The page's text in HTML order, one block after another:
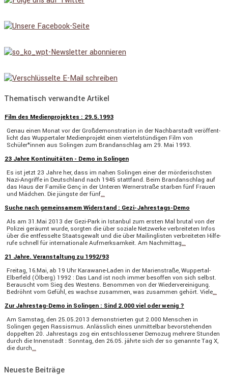
Thematisch verwandte Artikel
Film des Medienprojektes : 29.5.1993
Genau einen Monat vor der Großde­mons­tra­tion in der Nachbar­stadt veröf­fent­
licht das Wupper­taler Medien­pro­jekt einen viertel­stün­digen Film von
Schüler*innen aus Solingen zum Brand­an­schlag am 29. Mai 1993.
23 Jahre Kontinuitäten - Demo in Solingen
Es ist jetzt 23 Jahre her, dass im nahen Solingen einer der mörde­rischsten
Nazi-Angriffe in Deutsch­land nach 1945 statt­fand. Beim Brand­an­schlag auf
das Haus der Familie Genç in der Unteren Werner­straße starben fünf Frauen
und Mädchen. Die jüngste der fünf…
Suche nach gemeinsamem Widerstand : Gezi-Jahrestags-Demo
Als am 31.Mai 2013 der Gezi-Park in Istanbul zum ersten Mal brutal von der
Polizei geräumt wurde, sorgten die über soziale Netzwerke verbrei­teten Infos
über die entfes­selte Staats­ge­walt und die über Mailing­listen verbrei­teten Hilfe­
rufe schnell für inter­na­tio­nale Aufmerk­sam­keit. Am Nachmittag…
21 Jahre. Veranstaltung zu 1992/93
Freitag, 16.Mai, ab 19 Uhr Karawane-Laden in der Marien­straße, Wuppertal-
Elber­­feld (Ölberg) 1992 : Das Land ist noch immer besoffen von sich selbst.
Berauscht vom Sieg des Westens. Benommen von der Wieder­ver­ei­ni­gung.
Bedröhnt vom Gefühl, es wachse zusammen, was zusammen gehört. Viele…
Zur Jahrestag-Demo in Solingen : Sind 2.000 viel oder wenig ?
Am Samstag, den 25.05.2013 demons­trierten gut 2.000 Menschen in
Solingen gegen Rassismus. Anläss­lich eines unmit­telbar bevor­ste­henden
doppelten 20. Jahres­tags zog ein entschlos­sener Demozug mehrere Stunden
durch die Innen­stadt : Sonntag, den 26.05. jährte sich der so genannte Tag X,
die durch…
Neueste Beiträge